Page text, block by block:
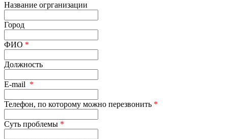
Название огрганизации
Город
ФИО *
Должность
E-mail *
Телефон, по которому можно перезвонить *
Суть проблемы *